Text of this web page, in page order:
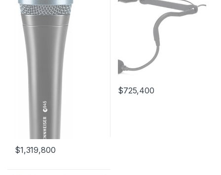
$1,319,800
$725,400